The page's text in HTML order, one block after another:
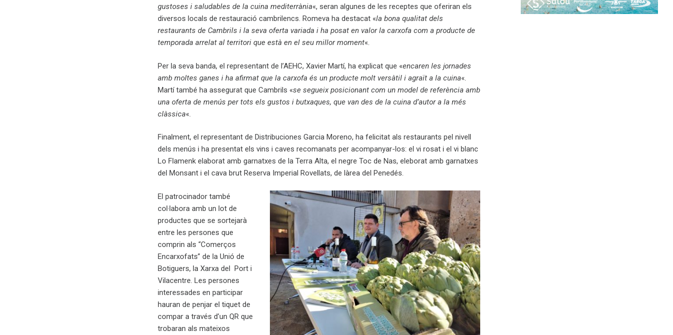
gustoses i saludables de la cuina mediterrània«, seran algunes de les receptes que oferiran els
diversos locals de restauració cambrilencs. Romeva ha destacat «la bona qualitat dels
restaurants de Cambrils i la seva oferta variada i ha posat en valor la carxofa com a producte de
temporada arrelat al territori que està en el seu millor moment«.
Per la seva banda, el representant de l’AEHC, Xavier Martí, ha explicat que «encaren les jornades
amb moltes ganes i ha afirmat que la carxofa és un producte molt versàtil i agraït a la cuina«.
Martí també ha assegurat que Cambrils «se segueix posicionant com un model de referència amb
una oferta de menús per tots els gustos i butxaques, que van des de la cuina d’autor a la més
clàssica«.
Finalment, el representant de Distribuciones Garcia Moreno, ha felicitat als restaurants pel nivell
dels menús i ha presentat els vins i caves recomanats per acompanyar-los: el vi rosat i el vi blanc
Lo Flamenk elaborat amb garnatxes de la Terra Alta, el negre Toc de Nas, eleborat amb garnatxes
del Monsant i el cava brut Reserva Imperial Rovellats, de làrea del Penedés.
El patrocinador també
col·labora amb un lot de
productes que se sortejarà
entre les persones que
comprin als “Comerços
Encarxofats” de la Unió de
Botiguers, la Xarxa del Port i
Vilacentre. Les persones
interessades en participar
hauran de penjar el tiquet de
compar a través d’un QR que
trobaran als mateixos